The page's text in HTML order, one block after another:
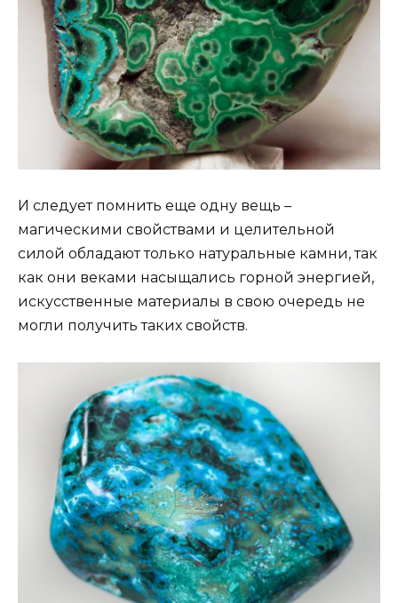
И следует помнить еще одну вещь –
магическими свойствами и целительной
силой обладают только натуральные камни, так
как они веками насыщались горной энергией,
искусственные материалы в свою очередь не
могли получить таких свойств.